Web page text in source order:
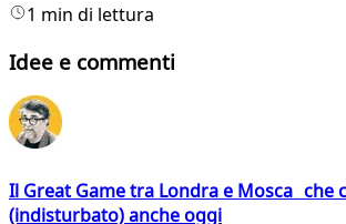
1 min di lettura
Idee e commenti
Il Great Game tra Londra e Mosca che
(indisturbato) anche oggi